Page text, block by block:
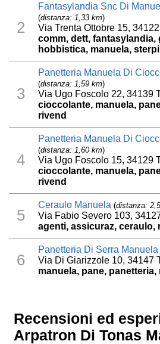
2
Fantasylandia Snc Di
(distanza: 1,33 km)
Via Trenta Ottobre 15,
comm, dett, fantasylandia,
hobbistica, manuela,
3
Panetteria Manuela Di
(distanza: 1,59 km)
Via Ugo Foscolo 22, 34139
cioccolante, manuela,
rivend
4
Panetteria Manuela Di
(distanza: 1,60 km)
Via Ugo Foscolo 15, 34129
cioccolante, manuela,
rivend
5
Ceraulo Manuela (distanza:
Via Fabio Severo 103,
agenti, assicuraz, ceraulo,
6
Panetteria Di Serra Manuela
Via Di Giarizzole 10, 34147
manuela, pane,
Recensioni ed
Arpatron Di Tonas